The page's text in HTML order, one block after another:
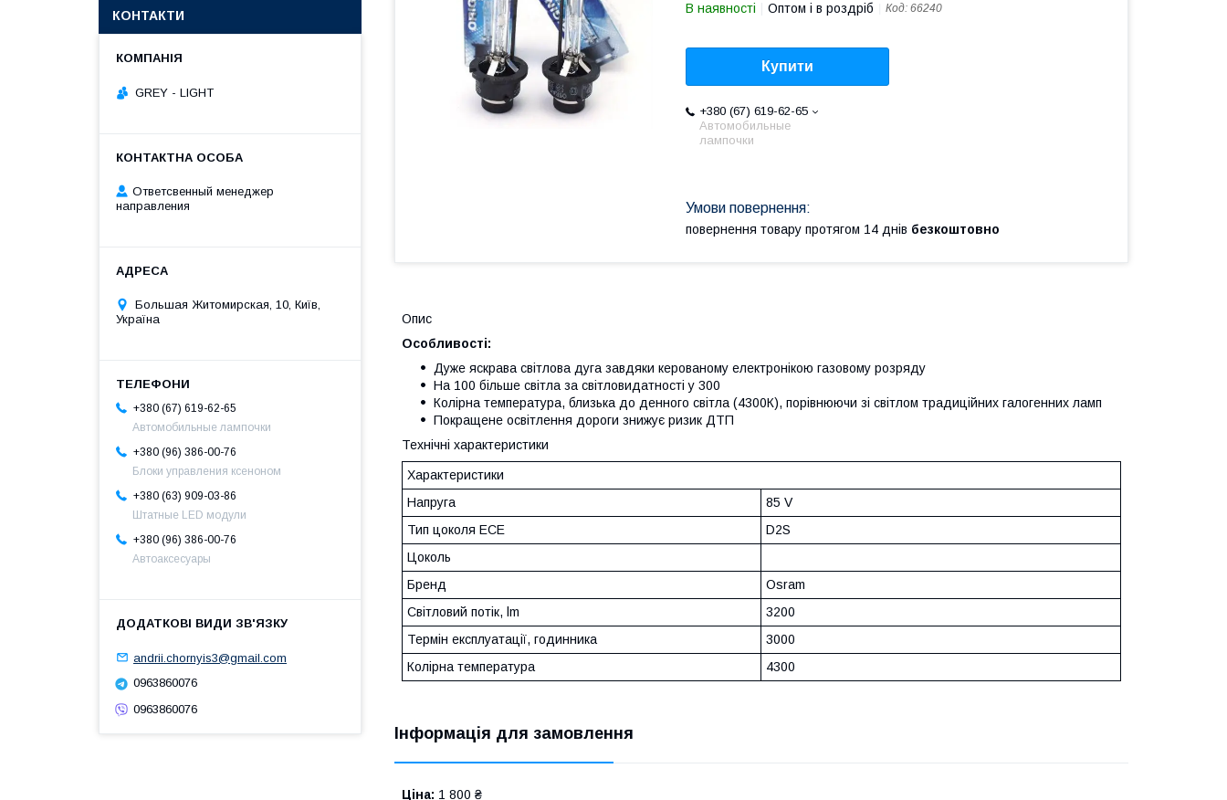
В наявності Оптом і в роздріб Код: 66240
Купити
+380 (67) 619-62-65
Автомобильные
лампочки
повернення товару протягом 14 днів безкоштовно
Опис
Особливості:
Дуже яскрава світлова дуга завдяки керованому електронікою газовому розряду
На 100 більше світла за світловидатності у 300
Колірна температура, близька до денного світла (4300К), порівнюючи зі світлом традиційних галогенних ламп
Покращене освітлення дороги знижує ризик ДТП
Технічні характеристики
Характеристики
Напруга
85 V
Тип цоколя ЕСЕ
D2S
Цоколь
Бренд
Osram
Світловий потік, lm
3200
Термін експлуатації, годинника
3000
Колірна температура
4300
Інформація для замовлення
Ціна: 1 800 ₴
КОНТАКТИ
GREY - LIGHT
Ответсвенный менеджер
направления
Большая Житомирская, 10, Київ,
Україна
+380 (67) 619-62-65
Автомобильные лампочки
+380 (96) 386-00-76
Блоки управления ксеноном
+380 (63) 909-03-86
Штатные LED модули
+380 (96) 386-00-76
Автоаксесуары
andrii.chornyis3@gmail.com
0963860076
0963860076